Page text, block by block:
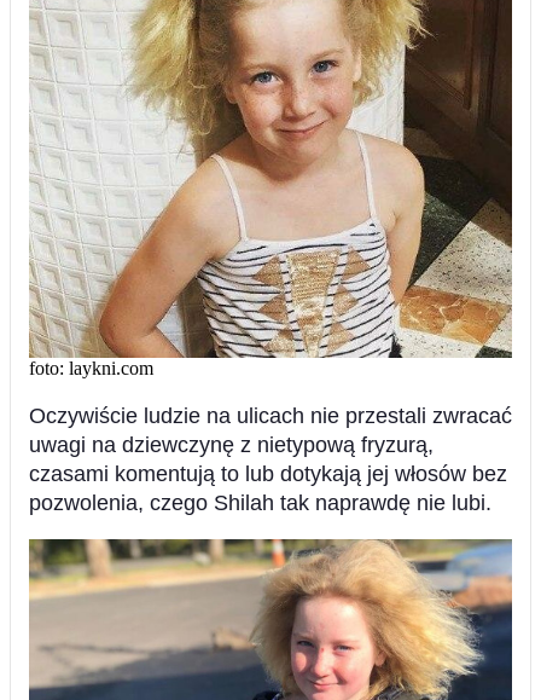
foto: laykni.com
Oczywiście ludzie na ulicach nie przestali zwracać
uwagi na dziewczynę z nietypową fryzurą,
czasami komentują to lub dotykają jej włosów bez
pozwolenia, czego Shilah tak naprawdę nie lubi.